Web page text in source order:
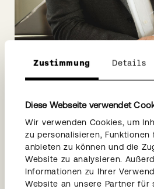
Zustimmung Details
Diese Webseite verwendet
Wir verwenden Cookies, um
zu personalisieren, Funktionen
anbieten zu können und die
Website zu analysieren.
Informationen zu Ihrer
Website an unsere Partner für
Leo Smeets
Burckhardt Immobilien AG
Basel
Leiter Vermarktung
Immobilienvermarktung